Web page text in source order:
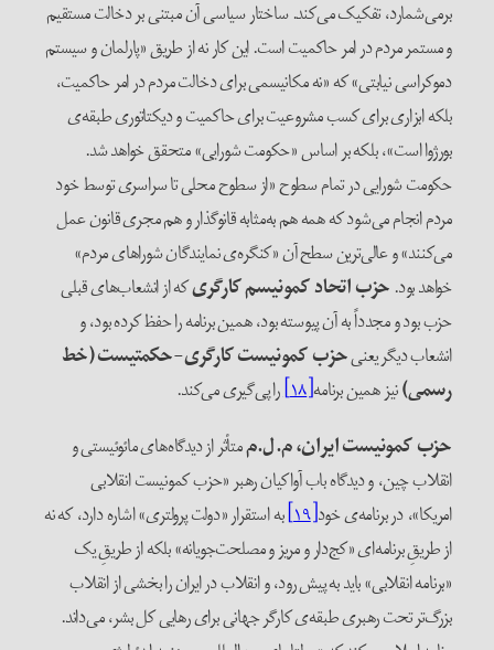
برمی‌شمارد، تفکیک می‌کند. ساختار سیاسی آن مبتنی بر دخالت مستقیم
و مستمر مردم در امر حاکمیت است. این کار نه از طریق «پارلمان و سیستم
دموکراسی نیابتی» که «نه مکانیسمی برای دخالت مردم در امر حاکمیت،
بلکه ابزاری برای کسب مشروعیت برای حاکمیت و دیکتاتوری طبقه‌ی
بورژوا است»، بلکه بر اساس «حکومت شورایی» متحقق خواهد شد.
حکومت شورایی در تمام سطوح «از سطوح محلی تا سراسری توسط خود
مردم انجام می‌شود که همه هم به‌مثابه قانوگذار و هم مجری قانون عمل
می‌کنند» و عالی‌ترین سطح آن «کنگره‌ی نمایندگان شوراهای مردم»
خواهد بود. حزب اتحاد کمونیسم کارگریکه از انشعاب‌های قبلی
حزب بود و مجدداً به آن پیوسته بود، همین برنامه را حفظ کرده بود، و
انشعاب دیگر یعنیحزب کمونیست کارگری-حکمتیست (خط
رسمی)نیز همین برنامه[۱۸]
را پی‌گیری می‌کند.
حزب کمونیست ایران، م.ل.ممتأثر از دیدگاه‌های مائوئیستی و
انقلاب چین، و دیدگاه باب آواکیان رهبر «حزب کمونیست انقلابی
امریکا»، در برنامه‌ی خود[۱۹]
به استقرار «دولت پرولتری» اشاره دارد، که نه
از طریقِ برنامه‌ای «کج‌دار و مریز و مصلحت‌جویانه» بلکه از طریقِ یک
«برنامه انقلابی» باید به پیش رود، و انقلاب در ایران را بخشی از انقلاب
بزرگ‌تر تحت رهبری طبقه‌ی کارگر جهانی برای رهایی کل بشر، می‌داند.